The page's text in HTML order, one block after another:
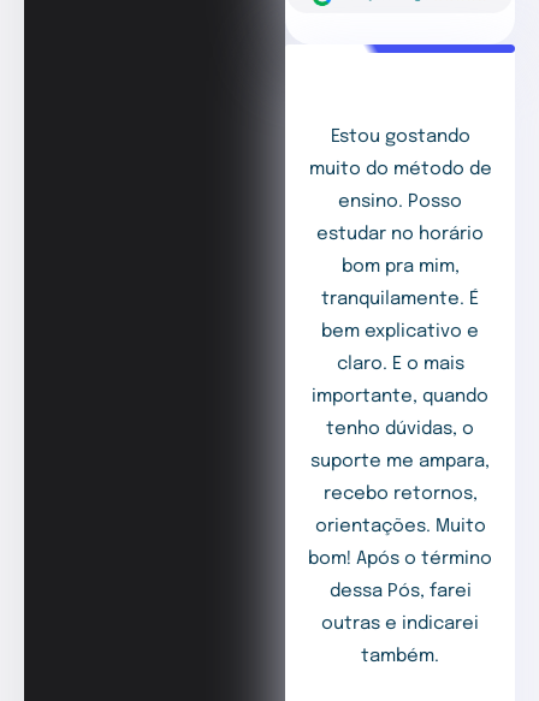
Estou gostando
muito do método de
ensino. Posso
estudar no horário
bom pra mim,
tranquilamente. É
bem explicativo e
claro. E o mais
importante, quando
tenho dúvidas, o
suporte me ampara,
recebo retornos,
orientações. Muito
bom! Após o término
dessa Pós, farei
outras e indicarei
também.